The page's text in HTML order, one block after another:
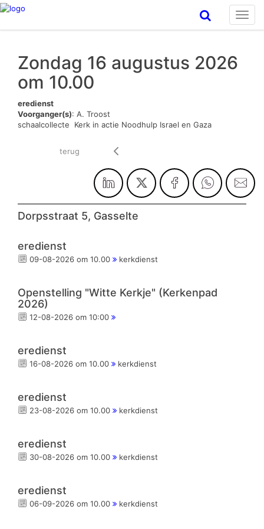
Zondag 16 augustus 2026
om 10.00
eredienst
Voorganger(s): A. Troost
schaalcollecte Kerk in actie Noodhulp Israel en Gaza
terug
Dorpsstraat 5, Gasselte
eredienst
09-08-2026 om 10.00 kerkdienst
Openstelling "Witte Kerkje" (Kerkenpad
2026)
12-08-2026 om 10:00
eredienst
16-08-2026 om 10.00 kerkdienst
eredienst
23-08-2026 om 10.00 kerkdienst
eredienst
30-08-2026 om 10.00 kerkdienst
eredienst
06-09-2026 om 10.00 kerkdienst